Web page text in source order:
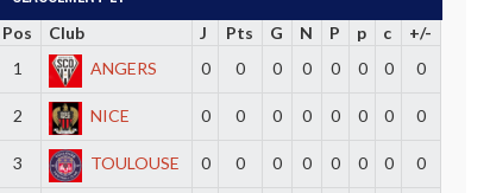
Pos Club J Pts G N P p c
+/-
1
ANGERS 0 0 0 0 0 0 0 0
2 NICE 0 0 0 0 0 0 0 0
3 TOULOUSE 0 0 0 0 0 0 0 0